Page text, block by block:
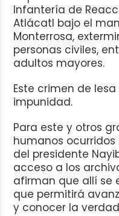
Infantería de
Atlácatl bajo el
Monterrosa,
personas civiles,
adultos mayores.
Este crimen de
impunidad.
Para este y otros
humanos
del presidente
acceso a los
afirman que allí se
que permitirá
y conocer la